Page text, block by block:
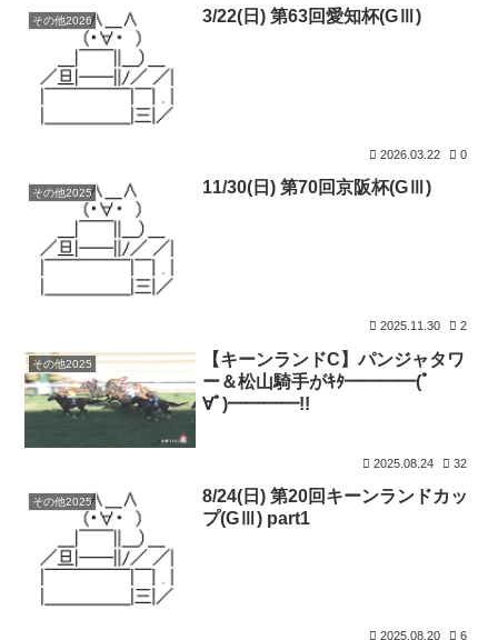
その他2026 3/22(日) 第63回愛知杯(GⅢ)
2026.03.22 0
その他2025 11/30(日) 第70回京阪杯(GⅢ)
2025.11.30 2
その他2025
【キーンランドC】パンジャタワ
ー＆松山騎手がｷﾀ━━━━(ﾟ
∀ﾟ)━━━━!!
2025.08.24 32
その他2025
8/24(日) 第20回キーンランドカッ
プ(GⅢ) part1
2025.08.20 6